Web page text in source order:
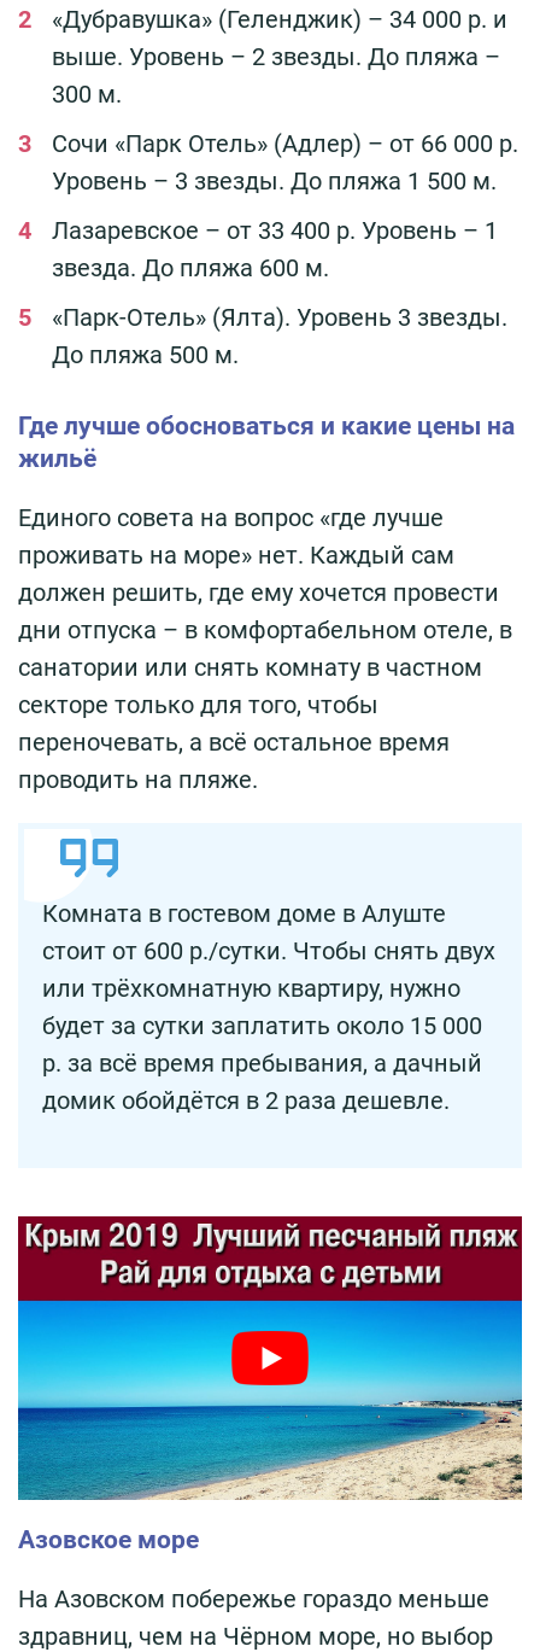
«Дубравушка» (Геленджик) – 34 000 р. и
выше. Уровень – 2 звезды. До пляжа –
300 м.
Сочи «Парк Отель» (Адлер) – от 66 000 р.
Уровень – 3 звезды. До пляжа 1 500 м.
Лазаревское – от 33 400 р. Уровень – 1
звезда. До пляжа 600 м.
«Парк-Отель» (Ялта). Уровень 3 звезды.
До пляжа 500 м.
Где лучше обосноваться и какие цены на
жильё
Единого совета на вопрос «где лучше
проживать на море» нет. Каждый сам
должен решить, где ему хочется провести
дни отпуска – в комфортабельном отеле, в
санатории или снять комнату в частном
секторе только для того, чтобы
переночевать, а всё остальное время
проводить на пляже.
Комната в гостевом доме в Алуште
стоит от 600 р./сутки. Чтобы снять двух
или трёхкомнатную квартиру, нужно
будет за сутки заплатить около 15 000
р. за всё время пребывания, а дачный
домик обойдётся в 2 раза дешевле.
Азовское море
На Азовском побережье гораздо меньше
здравниц, чем на Чёрном море, но выбор